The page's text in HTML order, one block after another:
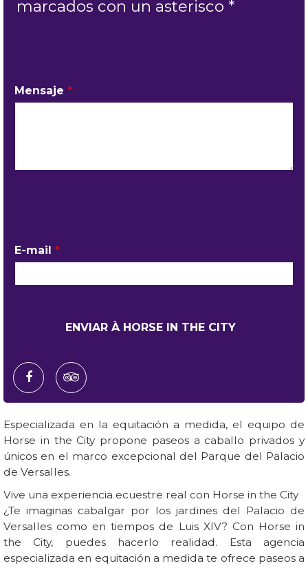
marcados con un asterisco *
Mensaje *
E-mail *
Especializada en la equitación a medida, el equipo de
Horse in the City propone paseos a caballo privados y
únicos en el marco excepcional del Parque del Palacio
de Versalles.
Vive una experiencia ecuestre real con Horse in the City
¿Te imaginas cabalgar por los jardines del Palacio de
Versalles como en tiempos de Luis XIV? Con Horse in
the City, puedes hacerlo realidad. Esta agencia
especializada en equitación a medida te ofrece paseos a